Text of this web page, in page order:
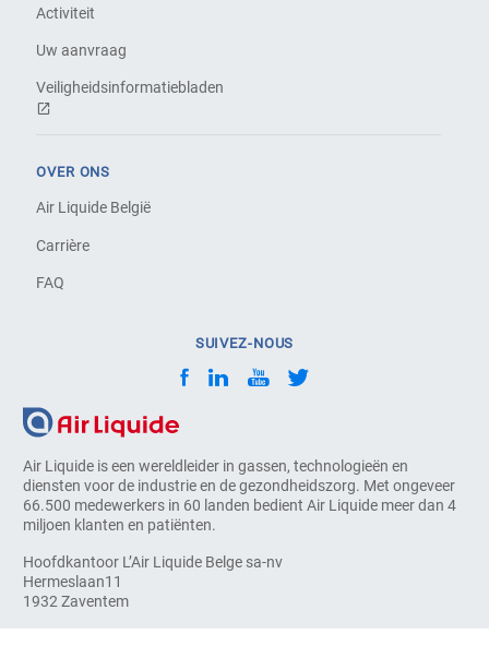
Air Liquide is een wereldleider in gassen, technologieën en
diensten voor de industrie en de gezondheidszorg. Met ongeveer
66.500 medewerkers in 60 landen bedient Air Liquide meer dan 4
miljoen klanten en patiënten.
Hoofdkantoor L’Air Liquide Belge sa-nv
Hermeslaan11
1932 Zaventem
Activiteit
Uw aanvraag
Veiligheidsinformatiebladen
OVER ONS
Air Liquide België
Carrière
FAQ
SUIVEZ-NOUS